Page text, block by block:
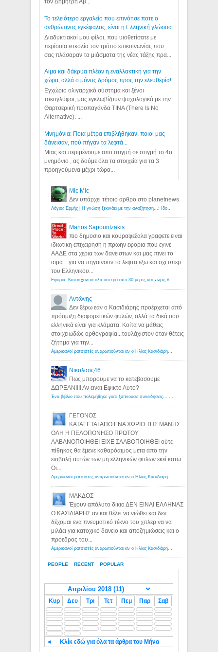
τον Δημήτρη Αβ...
Το τελειότερο εργαλείο που επινόησε ποτε ο
ανθρώπινος εγκέφαλος, είναι η Ελληνική γλώσσα.
Διαδυκτιακοί μου φίλοι, που υιοθετίσατε με
περίσσια ευκολία τον τρόπο επικοινωνίας που
σας πλάσαραν τα μιάσματα της νέας τάξης πρα...
Αίμα και δάκρυα πλέον η εναλλακτική για την
χώρα, αλλά ο μόνος δρόμος προς την ελευθερία!
Εγχώριο ολιγαρχικό σύστημα και ξένοι
τοκογλύφοι, μας εγκλωβίζουν ψυχολογικά με την
Θαρτσερική προπαγάνδα TINA (There Is No
Alternative). ...
Μνημόνια: Ποια μέτρα επιβλήθηκαν, ποιοι μας
δάνεισαν, πού πήγαν τα λεφτά...
Μιας και περιμένουμε απο στιγμή σε στιγμή το 4ο
μνημόνιο , ας δούμε όλα τα στοιχεία για τα 3
προηγούμενα μέχρι τώρα...
PEOPLE RECENT POPULAR
Mic Mic
Δεν υπάρχει τέτοιο άρθρο στο planetnews
Λόγιος Ερμής | Η γνώση ξεκινάει με την αναζήτηση...: Ιδού οι 18 που χρωστούν 11 δις ευρώ!
Manos Sapountzakis
πιο δημοσιο και κουραφεξαλα γραφετε ειναι
ιδιωτικη επιχειρηση η πρωην εφορια που εγινε
ΑΑΔΕ στα χερια των δανειστων και μας πινει το
αιμα... για να πηγαινουν τα λεφτα εξω και οχι υπερ
του Ελληνικου...
Εφορία: Κατάσχονται όλα ύστερα από 30 μέρες και χωρίς δικαστικές αποφάσεις - Λόγιος Ερμής
Αντώνης
Δεν ξέρω εάν ο Κασιδιάρης προέρχεται από
πρόσμιξη διαφορετικών φυλών, αλλά τα δικά σου
ελληνικά είναι για κλάματα. Κοίτα να μάθεις
στοιχειωδώς ορθογραφία...τουλάχιστον όταν θέτεις
ζήτημα για την...
Αμερικανοί ρατσιστές αναρωτιούνται αν ο Ηλίας Κασιδιάρης ανήκει στη λευκή φυλή... - Λόγιος Ερμής
Νικολαος46
Πως μπορουμε να το κατεβασουμε
ΔΩΡΕΑΝ!!!! Αν ειναι Εφικτο Αυτο?
Ένα βιβλίο που πολεμήθηκε γιατί ξυπνούσε συνειδήσεις... - Λόγιος Ερμής | Η γνώση ξεκινάει με την αναζήτηση...
ΓΕΓΟΝΟΣ
ΚΑΤΑΓΕΤΑΙ ΑΠΟ ΕΝΑ ΧΩΡΙΟ ΤΗΣ ΜΑΝΗΣ.
ΟΛΗ Η ΠΕΛΟΠΟΝΗΣΟ ΠΡΩΤΟΥ
ΑΛΒΑΝΟΠΟΙΗΘΕΙ ΕΙΧΕ ΣΛΑΒΟΠΟΙΗΘΕΙ ούτε
πίθηκος θα έμενε καθαρόαιμος μετα απο την
εισβολή αυτών των μη ελληνικών φυλων εκεί κατω.
Οι...
Αμερικανοί ρατσιστές αναρωτιούνται αν ο Ηλίας Κασιδιάρης ανήκει στη λευκή φυλή... - Λόγιος Ερμής
ΜΑΚΔΟΣ
Έχουν απόλυτο δίκιο ΔΕΝ ΕΙΝΑΙ ΕΛΛΗΝΑΣ
Ο ΚΑΣΙΔΙΑΡΗΣ αν και θέλει να νιώθει και δεν
δέχομαι ενα πνευματικό τέκνο του χιτλερ να να
μιλάει για κατοχικό δανειο και αποζημιώσεις και ο
πρόεδρος του...
Αμερικανοί ρατσιστές αναρωτιούνται αν ο Ηλίας Κασιδιάρης ανήκει στη λευκή φυλή... - Λόγιος Ερμής
Κυρ Δευ Τρι Τετ Πεμ Παρ Σαβ
◄ Κλίκ εδώ για όλα τα άρθρα του Μήνα